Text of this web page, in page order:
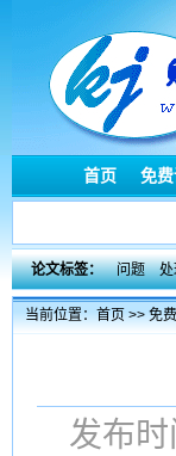
首页 免
论文标签： 问题
当前位置：首页>>免
发布